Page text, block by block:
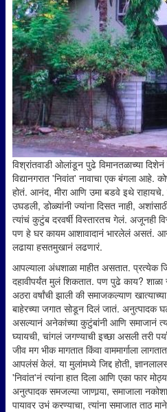
विश्रांतवाडी ओलांडून पुढे विमानतळाच्या दिशेनं
विद्यानगरात 'निवांत' नावाचा एक बंगला
होतं. आनंद, मीरा आणि उमा बडवे इथे राहायचे.
उघडली, डोळ्यांनी ज्यांना दिसत नाही,
त्यांचं कुटुंब दरवर्षी विस्तारतच गेलं. अजूनही
पण हे घर कायम आशावादानं भारलेलं असतं.
लढाया हसतमुखानं लढणारं.
आपल्याला अंधशाळा माहीत असतात. प्रत्येक
दहावीपर्यंत मुलं शिकतात. पण पुढे काय?
अठरा वर्षांची झाली की समाजकल्याण
बाहेरच्या जगात सोडून दिलं जातं. अनुत्पादक
असल्यानं अनेकांच्या कुटुंबांनी आणि समाजानं
घ्यायची, चांगलं जगण्याची इच्छा असली तरी
जीव मग भीक मागतात किंवा वाममार्गाला
आपलंसं केलं. या मुलांमध्ये जिद्द होती,
'निवांत'नं त्यांना हात दिला आणि एका फार
अनुत्पादक समजल्या जाणार्‍या, समाजाला
पायावर उभं करण्याचा, त्यांना समाजात ताठ